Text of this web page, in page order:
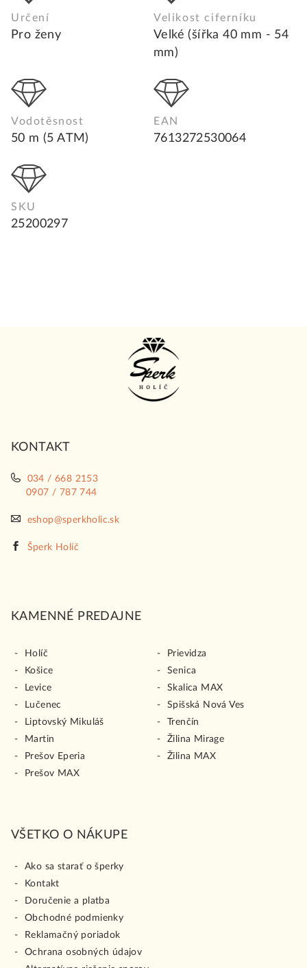
Určení
Pro ženy
Velikost ciferníku
Velké (šířka 40 mm - 54
mm)
Vodotěsnost
50 m (5 ATM)
EAN
7613272530064
SKU
25200297
KONTAKT
034 / 668 2153
0907 / 787 744
eshop@sperkholic.sk
Šperk Holíč
KAMENNÉ PREDAJNE
Holíč
Košice
Levice
Lučenec
Liptovský Mikuláš
Martin
Prešov Eperia
Prešov MAX
Prievidza
Senica
Skalica MAX
Spišská Nová Ves
Trenčín
Žilina Mirage
Žilina MAX
VŠETKO O NÁKUPE
Ako sa starať o šperky
Kontakt
Doručenie a platba
Obchodné podmienky
Reklamačný poriadok
Ochrana osobných údajov